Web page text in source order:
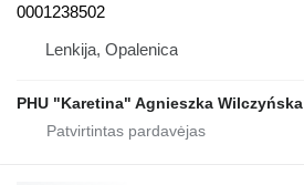
0001238502
Lenkija, Opalenica
PHU "Karetina" Agnieszka Wilczyńska